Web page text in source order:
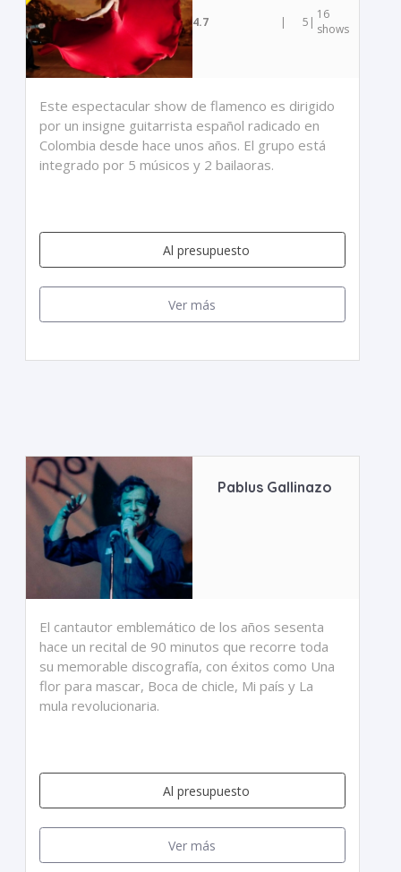
4.7 | 5 | 16
shows
Este espectacular show de flamenco es dirigido
por un insigne guitarrista español radicado en
Colombia desde hace unos años. El grupo está
integrado por 5 músicos y 2 bailaoras.
Al presupuesto
Ver más
Pablus Gallinazo
El cantautor emblemático de los años sesenta
hace un recital de 90 minutos que recorre toda
su memorable discografía, con éxitos como Una
flor para mascar, Boca de chicle, Mi país y La
mula revolucionaria.
Al presupuesto
Ver más